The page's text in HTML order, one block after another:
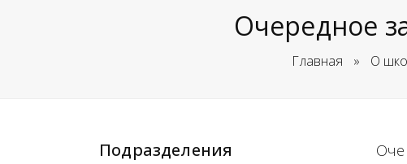
Очередное
Главная » О
Подразделения